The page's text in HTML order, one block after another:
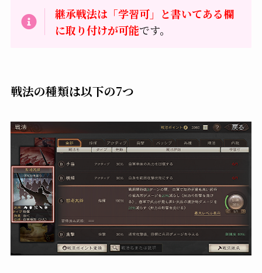
継承戦法は「学習可」と書いてある欄
に取り付けが可能です。
戦法の種類は以下の7つ